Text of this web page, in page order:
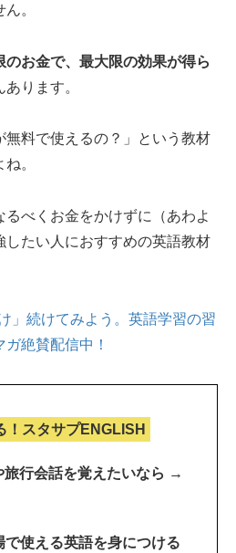
。
のお金で、最大限の効果が得ら
ります。
無料で使えるの？」という教材
。
るべくお金をかけずに（あわよ
したい人におすすめの英語教材
続けてみよう。 英語学習の習
絶賛配信中！
！スタサプENGLISH
行会話を覚えたいなら →
使える英語を身につける